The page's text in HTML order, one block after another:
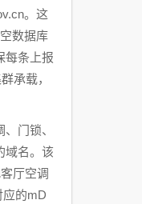
。这
数据库
每条上报
承载，
门锁、
域名。该
厅空调
应的mD